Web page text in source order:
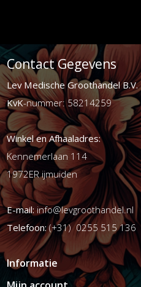
Contact Gegevens
Lev Medische Groothandel B.V.
KvK-nummer: 58214259
Winkel en Afhaaladres:
Kennemerlaan 114
1972ER ijmuiden
E-mail:info@levgroothandel.nl
Telefoon:(+31) 0255 515 136
Informatie